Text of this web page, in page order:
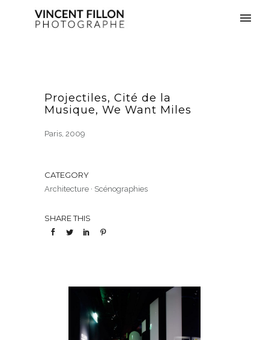
Projectiles, Cité de la
Musique, We Want Miles
Paris, 2009
CATEGORY
Architecture · Scénographies
SHARE THIS